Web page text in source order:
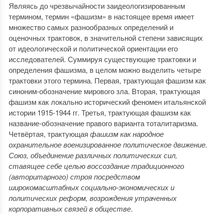
Являясь до чрезвычайности заидеологизированным
термином, термин «фашизм» в настоящее время имеет
множество самых разнообразных определений и
оценочных трактовок, в значительной степени зависящих
от идеологической и политической ориентации его
исследователей. Суммируя существующие трактовки и
определения фашизма, в целом можно выделить четыре
трактовки этого термина. Первая, трактующая фашизм как
синоним-обозначение мирового зла. Вторая, трактующая
фашизм как локально исторический феномен итальянской
истории 1915-1944 гг. Третья, трактующая фашизм как
название-обозначение правого варианта тоталитаризма.
Четвёртая, трактующая фашизмкак народное
охранительное военизированное политическое движение.
Союз, объединение различных политических сил,
ставящее себе целью воссоздание традиционного
(авторитарного) строя посредством
широкомасштабных социально-экономических и
политических реформ, возрождения утраченных
корпоративных связей в обществе.